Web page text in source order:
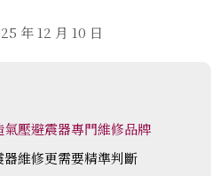
年 12 月 10 日
壓避震器專門維修品牌
維修更需要精準判斷